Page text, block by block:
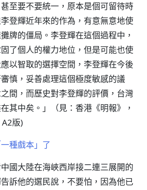
甚至要不要統一，原本是個可留待時
登輝近年來的作為，有意無意地使
牌的僵局。李登輝在這個過程中，
了個人的權力地位，但是可能也使
以智取的選擇空間，李登輝在今後
慎，妥善處理這個極度敏感的議
間，而歷史對李登輝的評價，台灣
其中矣。」（見：香港《明報》，
版)
種戲本」了
國大陸在海峽西岸接二連三展開的
訴他的選民說，不要怕，因為他已